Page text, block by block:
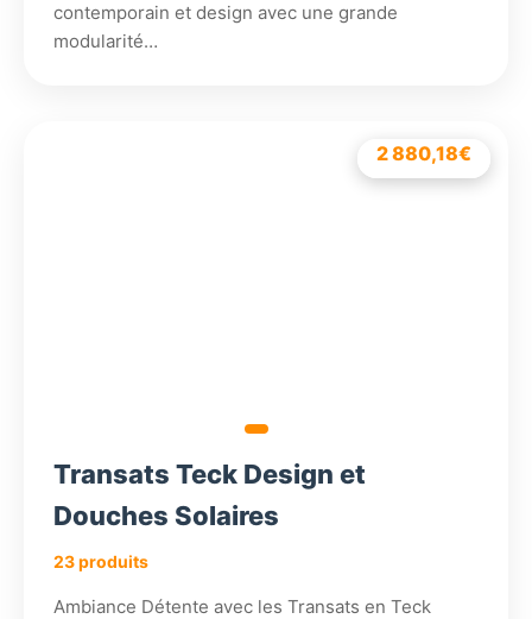
contemporain et design avec une grande
modularité…
7 198,98€
2 880,18€
2 040,18€
Transats Teck Design et
Douches Solaires
23 produits
Ambiance Détente avec les Transats en Teck